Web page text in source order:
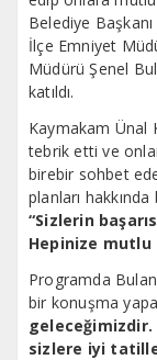
Belediye
İlçe Emniyet
Müdürü Şenel
katıldı.
Kaymakam Ünal
tebrik etti ve
birebir sohbet
planları
“Sizlerin
Hepinize
Programda
bir konuşma
geleceğimizdir.
sizlere iyi